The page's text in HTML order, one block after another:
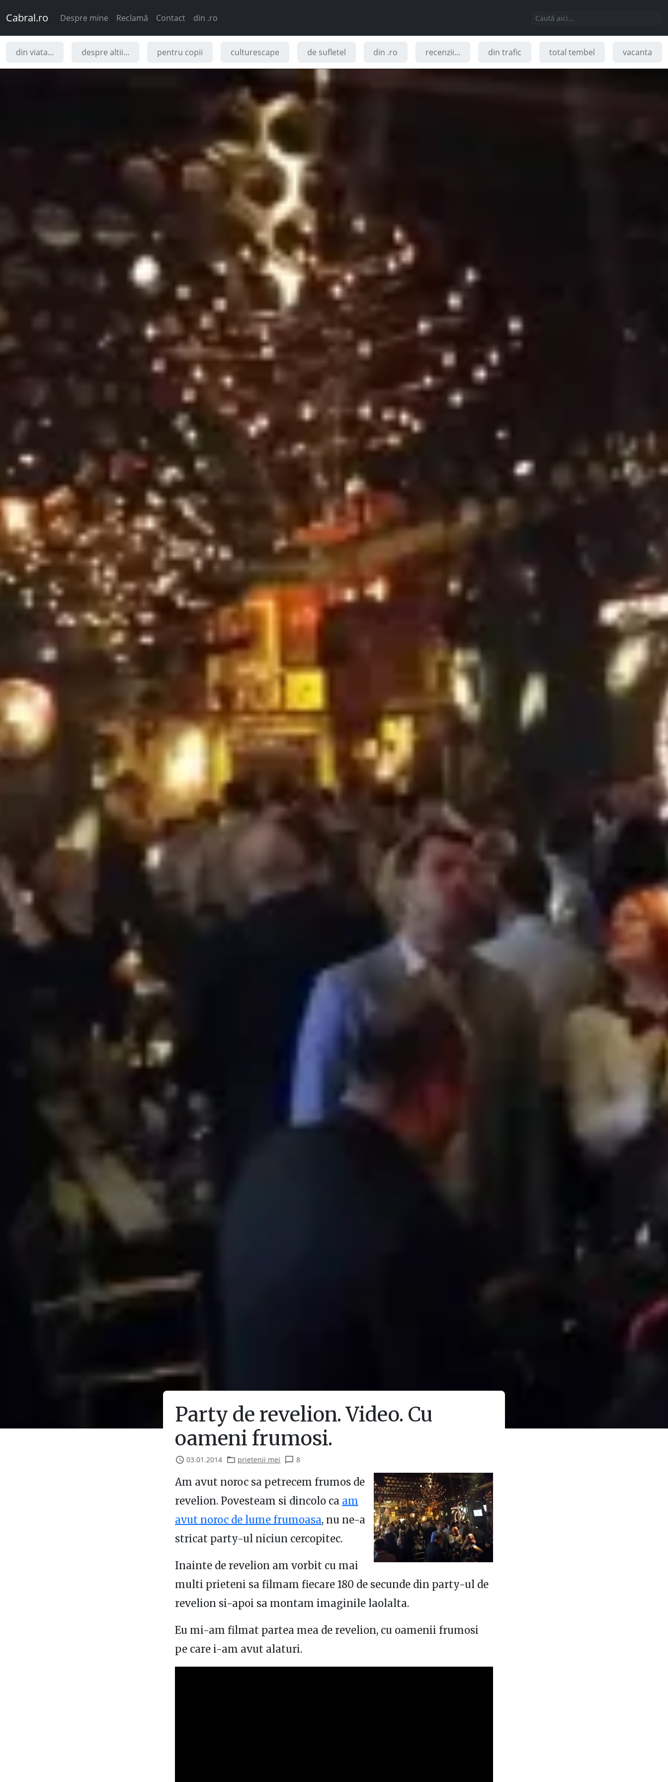
Cabral.ro Despre mine Reclamă Contact din .ro
din viata... despre altii... pentru copii culturescape de sufletel din .ro recenzii... din trafic total tembel vacanta
Party de revelion. Video. Cu
oameni frumosi.
03.01.2014 prietenii mei 8
Am avut noroc sa petrecem frumos de
revelion. Povesteam si dincolo ca am
avut noroc de lume frumoasa, nu ne-a
stricat party-ul niciun cercopitec.
Inainte de revelion am vorbit cu mai
multi prieteni sa filmam fiecare 180 de secunde din party-ul de
revelion si-apoi sa montam imaginile laolalta.
Eu mi-am filmat partea mea de revelion, cu oamenii frumosi
pe care i-am avut alaturi.